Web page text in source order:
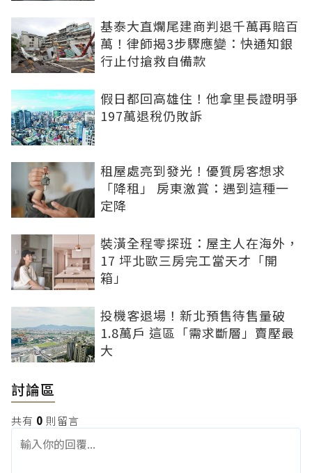
基泰大直爛尾建商判退千萬再賠百
萬！律師揭3步驟應變：快通知銀
行止付搶救自備款
假日都回高雄住！他拿里長證明爭
197萬退稅仍敗訴
租屋處亮到發光！優質房客想求
「降租」 房東激賞：遇到這種一
定降
裝潢全程零探班：屋主人在海外，
17 坪北歐三房完工當天才「開
箱」
投機客退場！新北預售待售量破
1.8萬戶 這區「需求斷層」賣壓最
大
討論區
共有 0 則留言